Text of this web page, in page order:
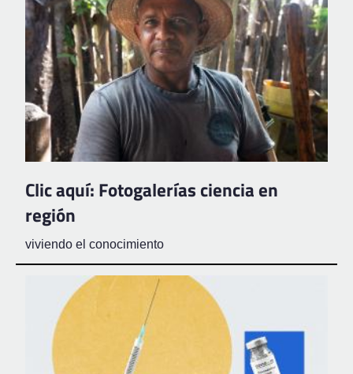
Clic aquí: Fotogalerías ciencia en
región
viviendo el conocimiento